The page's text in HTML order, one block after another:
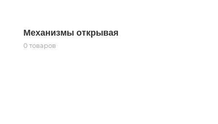
Механизмы открывая
0 товаров